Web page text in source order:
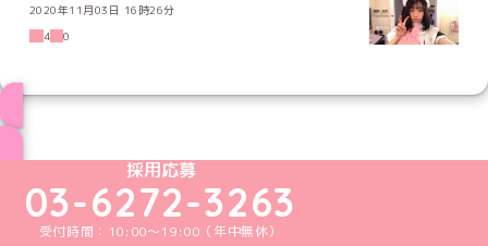
2020年11月03日 16時26分
4
0
めいどりーみんTikTok公式アカウント
めいどりーみんX公式アカウント
めいどりーみんInstagram公式アカウント
めいどりーみんFacebook公式アカウン
めいどりーみんYouTube公式アカ
採用応募
03-6272-3263
受付時間：10:00～19:00（年中無休）